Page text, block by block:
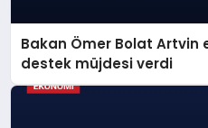
Bakan Ömer Bolat Artvin
destek müjdesi verdi